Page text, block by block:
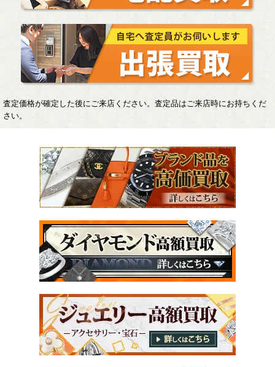
査定価格が確定した後にご来店ください。査定品はご来店時にお持ちくだ
さい。